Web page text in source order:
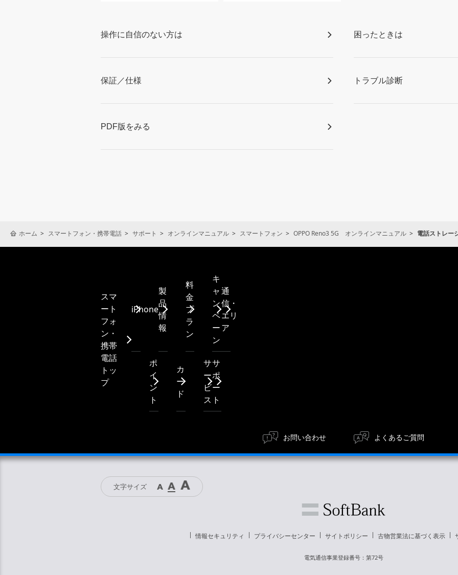
操作に自信のない方は 困ったときは
保証／仕様 トラブル診断
PDF版をみる
ホーム スマートフォン・携帯電話 サポート オンラインマニュアル スマートフォン OPPO Reno3 5G オンラインマニュアル 電話ストレー
スマ
ート
フォ
ン・
携帯
電話
トッ
プ
iPhone
製
品
情
報
料
金
プ
ラ
ン
キ
ャ
ン
ペ
ー
ン
通
信・
エリ
ア
ポ
イ
ン
ト
カ
ー
ド
サ
ー
ビ
ス
サ
ポ
ー
ト
お問い合わせ よくあるご質問
文字サイズ
情報セキュリティ プライバシーセンター サイトポリシー 古物営業法に基づく表示
電気通信事業登録番号：第72号